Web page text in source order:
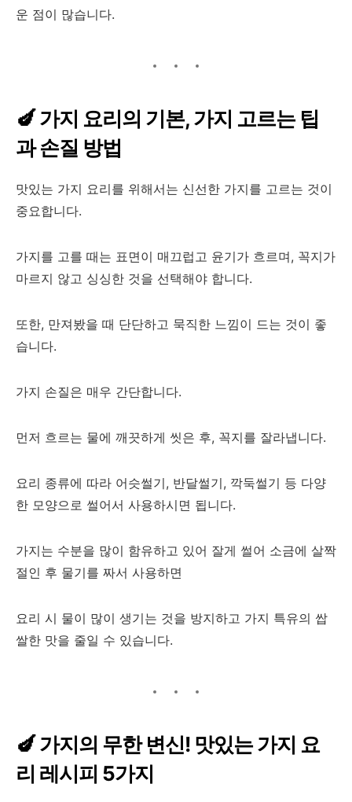
운 점이 많습니다.
🍆 가지 요리의 기본, 가지 고르는 팁
과 손질 방법
맛있는 가지 요리를 위해서는 신선한 가지를 고르는 것이
중요합니다.
가지를 고를 때는 표면이 매끄럽고 윤기가 흐르며, 꼭지가
마르지 않고 싱싱한 것을 선택해야 합니다.
또한, 만져봤을 때 단단하고 묵직한 느낌이 드는 것이 좋
습니다.
가지 손질은 매우 간단합니다.
먼저 흐르는 물에 깨끗하게 씻은 후, 꼭지를 잘라냅니다.
요리 종류에 따라 어슷썰기, 반달썰기, 깍둑썰기 등 다양
한 모양으로 썰어서 사용하시면 됩니다.
가지는 수분을 많이 함유하고 있어 잘게 썰어 소금에 살짝
절인 후 물기를 짜서 사용하면
요리 시 물이 많이 생기는 것을 방지하고 가지 특유의 쌉
쌀한 맛을 줄일 수 있습니다.
🍆 가지의 무한 변신! 맛있는 가지 요
리 레시피 5가지